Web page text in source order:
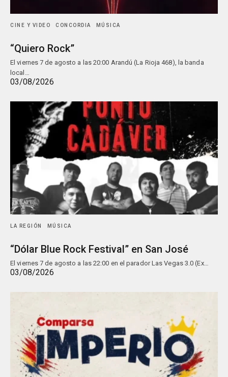
CINE Y VIDEO CONCORDIA MÚSICA
“Quiero Rock”
El viernes 7 de agosto a las 20:00 Arandú (La Rioja 468), la banda
local…
03/08/2026
LA REGIÓN MÚSICA
“Dólar Blue Rock Festival” en San José
El viernes 7 de agosto a las 22:00 en el parador Las Vegas 3.0 (Ex…
03/08/2026